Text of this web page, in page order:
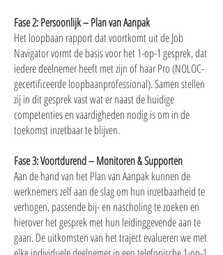
Fase 2: Persoonlijk – Plan van Aanpak
Het loopbaan rapport dat voortkomt uit de Job
Navigator vormt de basis voor het 1-op-1 gesprek, dat
iedere deelnemer heeft met zijn of haar Pro (NOLOC-
gecertificeerde loopbaanprofessional). Samen stellen
zij in dit gesprek vast wat er naast de huidige
competenties en vaardigheden nodig is om in de
toekomst inzetbaar te blijven.
Fase 3: Voortdurend – Monitoren & Supporten
Aan de hand van het Plan van Aanpak kunnen de
werknemers zelf aan de slag om hun inzetbaarheid te
verhogen, passende bij- en nascholing te zoeken en
hierover het gesprek met hun leidinggevende aan te
gaan. De uitkomsten van het traject evalueren we met